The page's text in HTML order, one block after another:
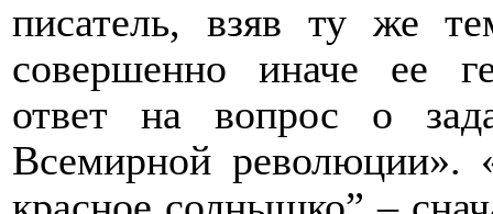
писатель, взяв ту же
совершенно иначе ее
ответ на вопрос о
Всемирной революции».